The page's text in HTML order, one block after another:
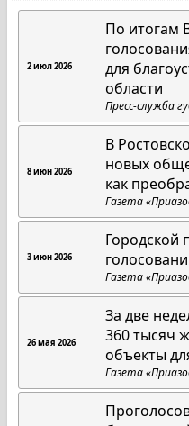
2 июл 2026
По итогам
для
области
Пресс-служба
8 июн 2026
В
новых
как
Газета
3 июн 2026
Городской
Газета
26 мая 2026
За две
360 тысяч
объекты
Газета